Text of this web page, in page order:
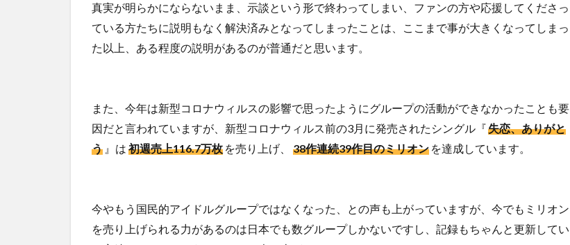
真実が明らかにならないまま、示談という形で終わってしまい、ファンの方や応援してくださっ
ている方たちに説明もなく解決済みとなってしまったことは、ここまで事が大きくなってしまっ
た以上、ある程度の説明があるのが普通だと思います。
また、今年は新型コロナウィルスの影響で思ったようにグループの活動ができなかったことも要
因だと言われていますが、新型コロナウィルス前の3月に発売されたシングル『失恋、ありがと
う 』は 初週売上116.7万枚 を売り上げ、 38作連続39作目のミリオン を達成しています。
今やもう国民的アイドルグループではなくなった、との声も上がっていますが、今でもミリオン
を売り上げられる力があるのは日本でも数グループしかないですし、記録もちゃんと更新してい